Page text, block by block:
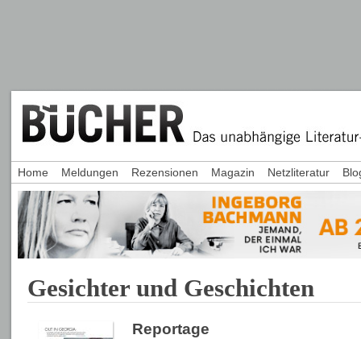
Gesichter und Geschichten
Reportage
Home Meldungen Rezensionen Magazin Netzliteratur